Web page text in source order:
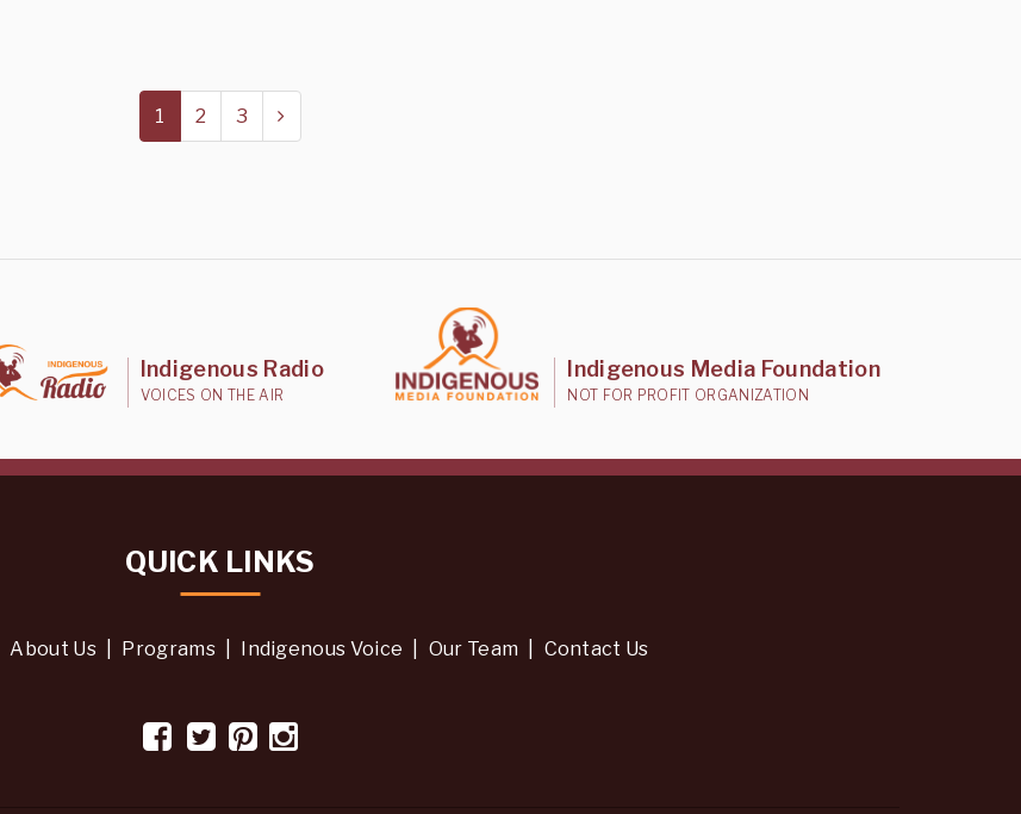
1 2 3
Indigenous Radio
VOICES ON THE AIR
Indigenous Media Foundation
NOT FOR PROFIT ORGANIZATION
QUICK LINKS
About Us Programs Indigenous Voice Our Team Contact Us